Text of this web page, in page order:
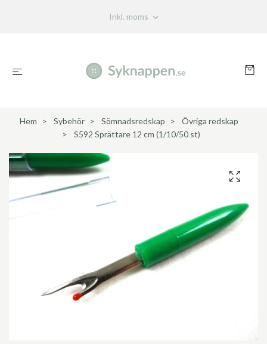
Inkl. moms
Hem Sybehör Sömnadsredskap
Övriga redskap
S592 Sprättare 12 cm (1/10/50 st)